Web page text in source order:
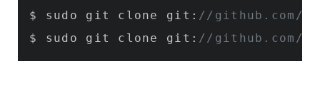
$ sudo git clone git: //github.com/
$ sudo git clone git: //github.com/